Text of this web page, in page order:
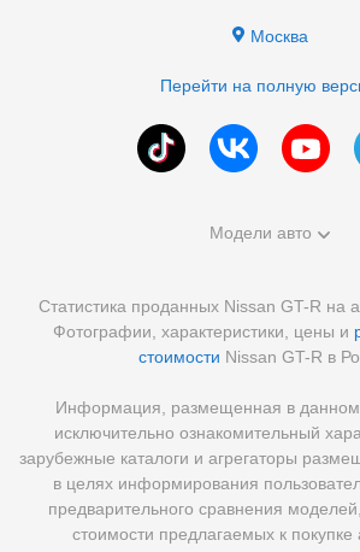
Москва
Перейти на полную
Модели авто
Статистика проданных Nissan GT-R на
Фотографии, характеристики, цены и
стоимости Nissan GT-R в
Информация, размещенная в данном
исключительно ознакомительный
зарубежные каталоги и агрегаторы
в целях информирования
предварительного сравнения
стоимости предлагаемых к покупке